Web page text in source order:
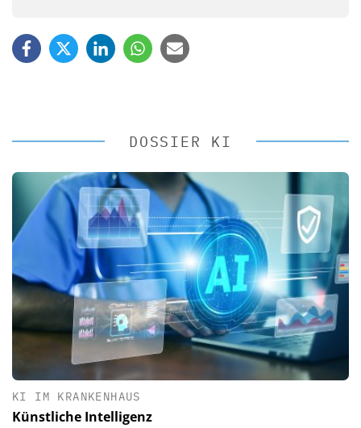
DOSSIER KI
KI IM KRANKENHAUS
Künstliche Intelligenz